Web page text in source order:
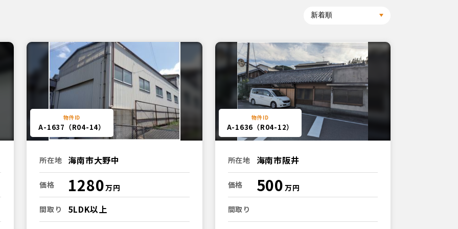
A-1637（R04-14）
所在地 海南市大野中
価格 1280
間取り 5LDK以上
A-1636（R04-12）
所在地 海南市阪井
価格 500
間取り